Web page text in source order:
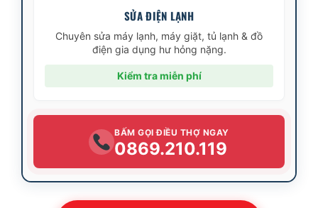
SỬA ĐIỆN LẠNH
Chuyên sửa máy lạnh, máy giặt, tủ lạnh & đồ
điện gia dụng hư hỏng nặng.
Kiểm tra miễn phí
BẤM GỌI ĐIỀU THỢ NGAY
0869.210.119